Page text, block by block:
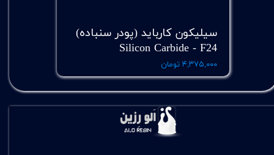
سیلیکون کارباید (پودر سنباده)
Silicon Carbide - F24
۴,۳۷۵,۰۰۰ تومان